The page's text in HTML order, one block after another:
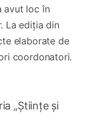
avut loc în
La ediția din
elaborate de
coordonatori.
„Științe și